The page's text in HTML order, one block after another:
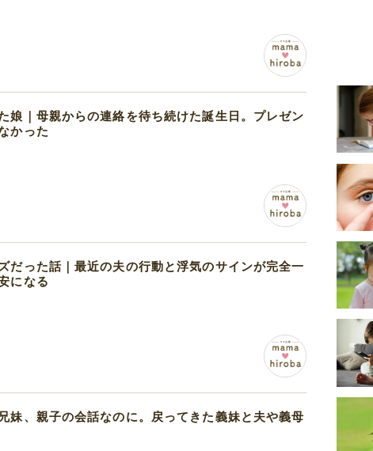
娘｜母親からの連絡を待ち続けた誕生日。プレゼン
かった
だった話｜最近の夫の行動と浮気のサインが完全一
になる
妹、親子の会話なのに。戻ってきた義妹と夫や義母